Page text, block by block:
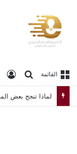
القائمة بحث عن
العلامة